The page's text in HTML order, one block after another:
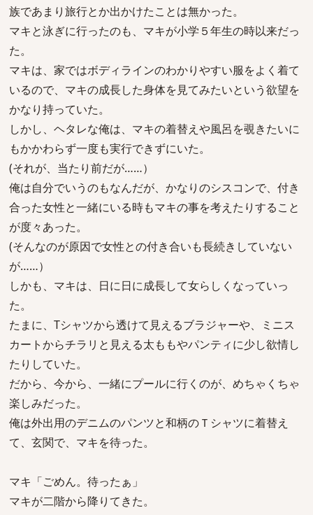
族であまり旅行とか出かけたことは無かった。
マキと泳ぎに行ったのも、マキが小学５年生の時以来だっ
た。
マキは、家ではボディラインのわかりやすい服をよく着て
いるので、マキの成長した身体を見てみたいという欲望を
かなり持っていた。
しかし、ヘタレな俺は、マキの着替えや風呂を覗きたいに
もかかわらず一度も実行できずにいた。
(それが、当たり前だが……）
俺は自分でいうのもなんだが、かなりのシスコンで、付き
合った女性と一緒にいる時もマキの事を考えたりすること
が度々あった。
(そんなのが原因で女性との付き合いも長続きしていない
が……）
しかも、マキは、日に日に成長して女らしくなっていっ
た。
たまに、Tシャツから透けて見えるブラジャーや、ミニス
カートからチラリと見える太ももやパンティに少し欲情し
たりしていた。
だから、今から、一緒にプールに行くのが、めちゃくちゃ
楽しみだった。
俺は外出用のデニムのパンツと和柄のＴシャツに着替え
て、玄関で、マキを待った。
マキ「ごめん。待ったぁ」
マキが二階から降りてきた。